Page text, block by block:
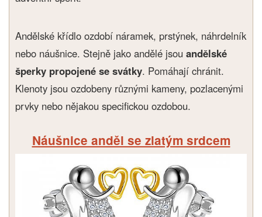
Andělské křídlo ozdobí náramek, prstýnek, náhrdelník
nebo náušnice. Stejně jako andělé jsou andělské
šperky propojené se svátky. Pomáhají chránit.
Klenoty jsou ozdobeny různými kameny, pozlacenými
prvky nebo nějakou specifickou ozdobou.
Náušnice anděl se zlatým srdcem